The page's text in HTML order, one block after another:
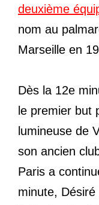
deuxième
nom au
Marseille en
Dès la 12e
le premier but
lumineuse de
son ancien
Paris a
minute,